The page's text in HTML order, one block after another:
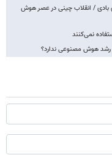
بادی / انقلاب چینی‌ در عصر هوش
نمی‌کنند
هوش مصنوعی ندارد؟